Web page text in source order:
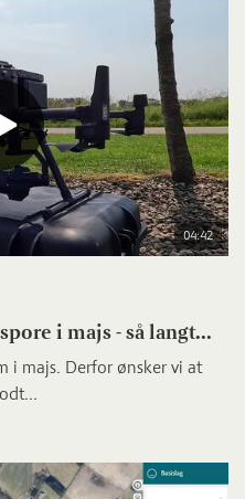
04:42
i majs - så langt...
i majs. Derfor ønsker vi at